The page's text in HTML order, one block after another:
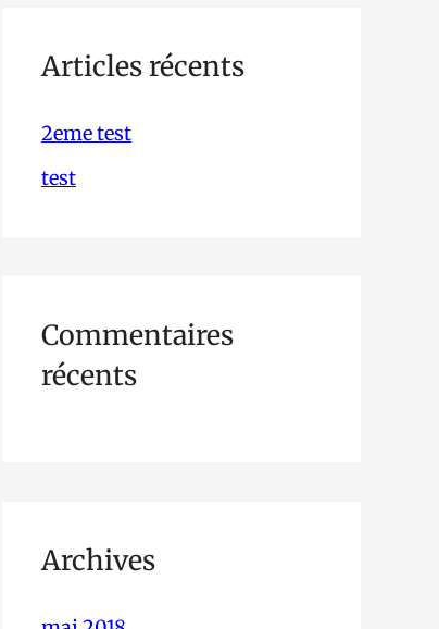
e
c
h
:
Articles récents
2eme test
test
Commentaires
récents
Archives